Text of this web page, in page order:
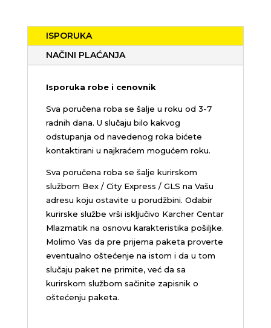
ISPORUKA
NAČINI PLAĆANJA
Isporuka robe i cenovnik
Sva poručena roba se šalje u roku od 3-7
radnih dana. U slučaju bilo kakvog
odstupanja od navedenog roka bićete
kontaktirani u najkraćem mogućem roku.
Sva poručena roba se šalje kurirskom
službom Bex / City Express / GLS na Vašu
adresu koju ostavite u porudžbini. Odabir
kurirske službe vrši isključivo Karcher Centar
Mlazmatik na osnovu karakteristika pošiljke.
Molimo Vas da pre prijema paketa proverte
eventualno oštećenje na istom i da u tom
slučaju paket ne primite, već da sa
kurirskom službom sačinite zapisnik o
oštećenju paketa.